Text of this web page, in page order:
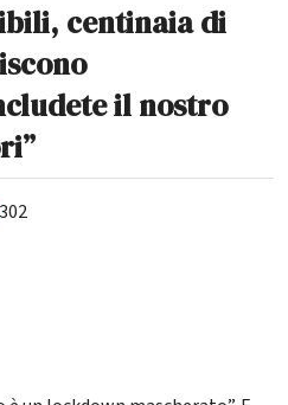
centinaia di
il nostro
302